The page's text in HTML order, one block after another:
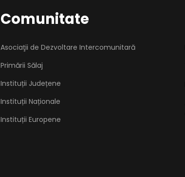
Comunitate
Asociaţii de Dezvoltare Intercomunitară
Primării Sălaj
Instituții Județene
Instituții Naționale
Instituții Europene